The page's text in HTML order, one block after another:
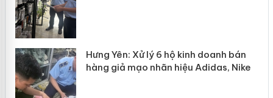
Hưng Yên: Xử lý 6 hộ kinh doanh bán
hàng giả mạo nhãn hiệu Adidas, Nike